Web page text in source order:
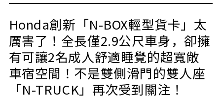
Honda創新「N-BOX輕型貨卡」太
厲害了！全長僅2.9公尺車身，卻擁
有可讓2名成人舒適睡覺的超寬敞
車宿空間！不是雙側滑門的雙人座
「N-TRUCK」再次受到關注！